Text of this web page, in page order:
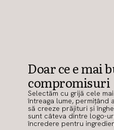
Doar ce e mai
compromisuri
Selectăm cu grijă cele
întreaga lume,
să creeze prăjituri și
sunt câteva dintre logo-
încredere pentru